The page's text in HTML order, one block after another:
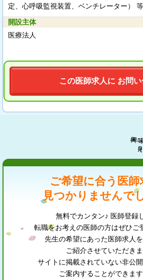
定、心呼吸監視装置、ベンチレーター） 等
開設主体
医療法人
この医師求人に お問
ご希望に合う医師
見つかりませんで
無料でカンタン♪ 医師登録
転職をお考えの医師の方はぜひご
先生の希望にあった医師求人を
ご紹介させていただきま
サイトに掲載されていない非公
ご案内することができます